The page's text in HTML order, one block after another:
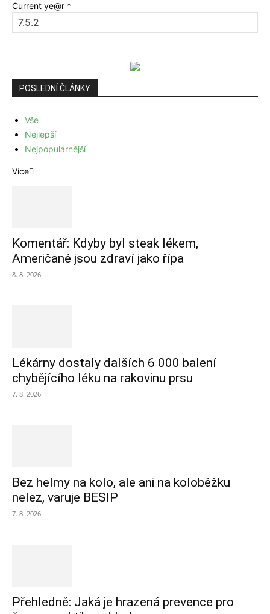
Current ye@r *
POSLEDNÍ ČLÁNKY
Vše
Nejlepší
Nejpopulárnější
Více
Komentář: Kdyby byl steak lékem,
Američané jsou zdraví jako řípa
8. 8. 2026
Lékárny dostaly dalších 6 000 balení
chybějícího léku na rakovinu prsu
7. 8. 2026
Bez helmy na kolo, ale ani na koloběžku
nelez, varuje BESIP
7. 8. 2026
Přehledně: Jaká je hrazená prevence pro